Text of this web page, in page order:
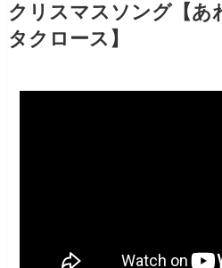
クリスマスソング【あ
タクロース】